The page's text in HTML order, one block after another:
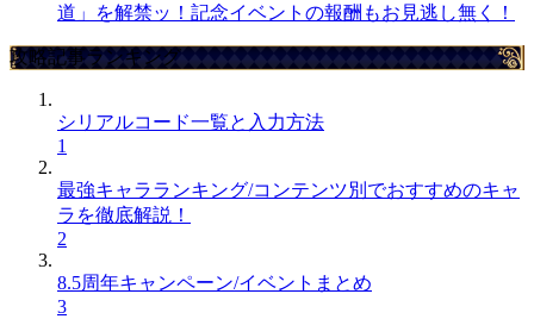
道」を解禁ッ！記念イベントの報酬もお見逃し無く！
攻略記事ランキング
シリアルコード一覧と入力方法
1
最強キャラランキング/コンテンツ別でおすすめのキャ
ラを徹底解説！
2
8.5周年キャンペーン/イベントまとめ
3